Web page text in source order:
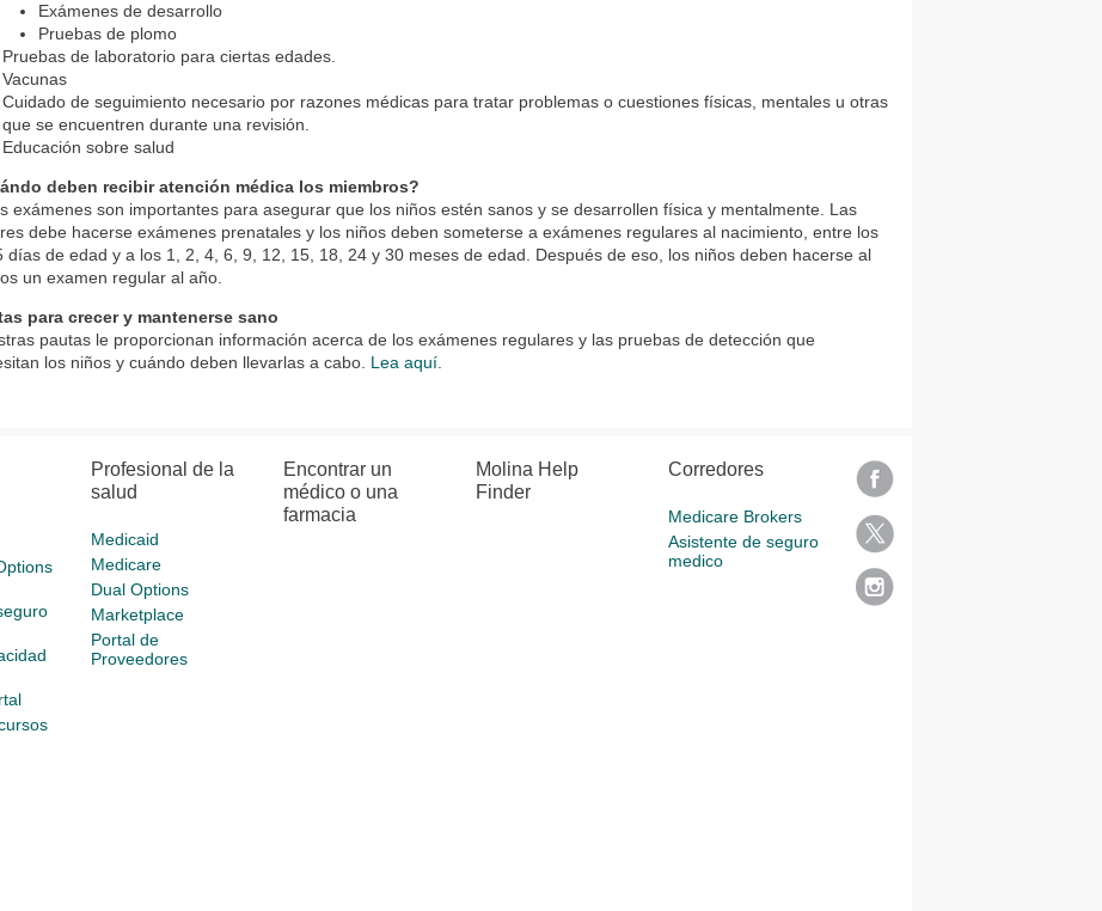
Exámenes de desarrollo
Pruebas de plomo
Pruebas de laboratorio para ciertas edades.
Vacunas
Cuidado de seguimiento necesario por razones médicas para tratar problemas o cuestiones físicas, mentales u otras
que se encuentren durante una revisión.
Educación sobre salud
deben recibir atención médica los miembros?
exámenes son importantes para asegurar que los niños estén sanos y se desarrollen física y mentalmente. Las
debe hacerse exámenes prenatales y los niños deben someterse a exámenes regulares al nacimiento, entre los
días de edad y a los 1, 2, 4, 6, 9, 12, 15, 18, 24 y 30 meses de edad. Después de eso, los niños deben hacerse al
un examen regular al año.
para crecer y mantenerse sano
pautas le proporcionan información acerca de los exámenes regulares y las pruebas de detección que
los niños y cuándo deben llevarlas a cabo. Lea aquí.
Profesional de la
salud
Medicaid
Medicare
Dual Options
Marketplace
Portal de
Proveedores
Encontrar un
médico o una
farmacia
Molina Help
Finder
Corredores
Medicare Brokers
Asistente de seguro
medico